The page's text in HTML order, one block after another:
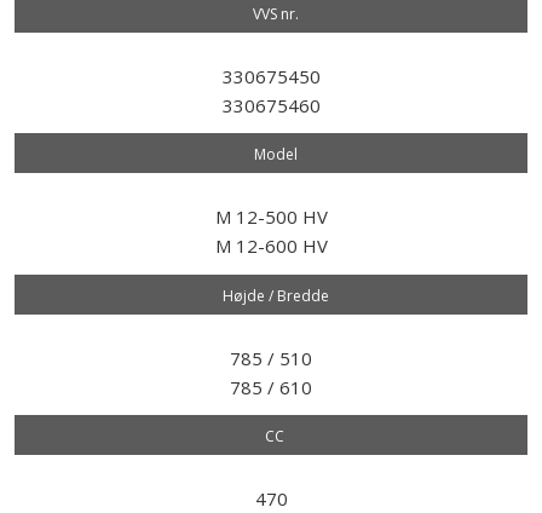
VVS nr.​
330675450
330675460
Model​
M 12-500 HV
M 12-600 HV
Højde / Bredde
785 / 510
785 / 610
CC
470